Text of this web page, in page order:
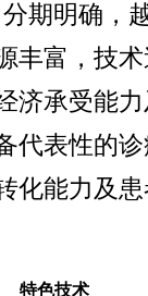
期明确，
丰富，技
济承受能
代表性的
化能力及
特色技术